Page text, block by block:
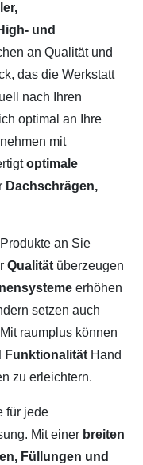
und
an Qualität und
das die Werkstatt
nach Ihren
optimal an Ihre
mit
optimale
Dachschrägen,
an Sie
Qualität überzeugen
erhöhen
setzen auch
raumplus können
Funktionalität Hand
zu erleichtern.
für jede
Mit einer breiten
Füllungen und